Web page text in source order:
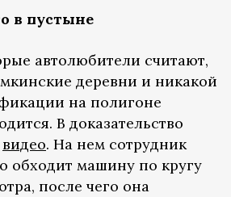
в пустыне
автолюбители считают,
деревни и никакой
на полигоне
В доказательство
видео. На нем сотрудник
обходит машину по кругу
после чего она